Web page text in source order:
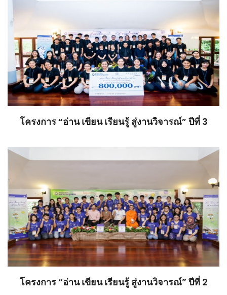
โครงการ “อ่าน เขียน เรียนรู้ สู่งานวิจารณ์” ปีที่ 3
โครงการ “อ่าน เขียน เรียนรู้ สู่งานวิจารณ์” ปีที่ 2